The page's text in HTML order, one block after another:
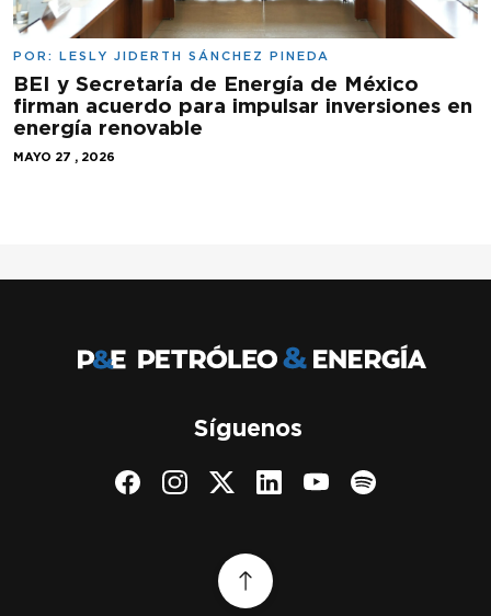
POR: LESLY JIDERTH SÁNCHEZ PINEDA
BEI y Secretaría de Energía de México
firman acuerdo para impulsar inversiones en
energía renovable
MAYO 27 , 2026
Síguenos